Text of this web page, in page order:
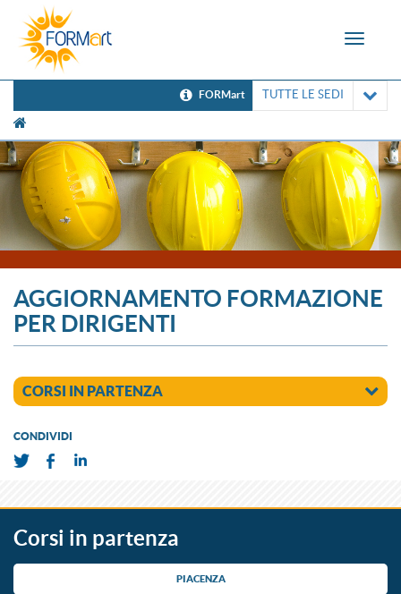
Toggle
FORMart TUTTE LE SEDI
AGGIORNAMENTO FORMAZIONE
PER DIRIGENTI
CORSI IN PARTENZA
CONDIVIDI
Corsi in partenza
PIACENZA